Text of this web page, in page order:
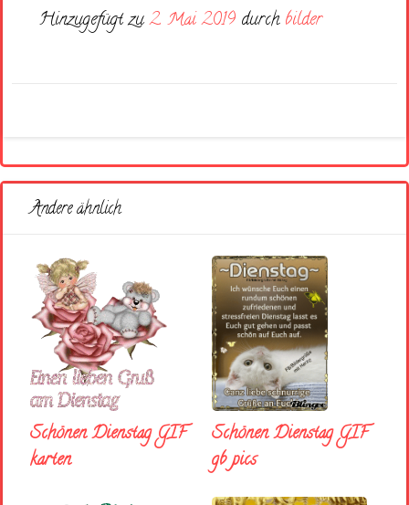
Hinzugefügt zu2. Mai 2019 durch bilder
Andere ähnlich
Schönen Dienstag GIF
karten
Schönen Dienstag GIF
gb pics